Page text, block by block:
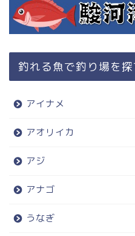
釣れる魚で釣り場を探
アイナメ
アオリイカ
アジ
アナゴ
うなぎ